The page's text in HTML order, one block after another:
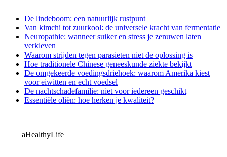
De lindeboom: een natuurlijk rustpunt
Van kimchi tot zuurkool: de universele kracht van fermentatie
Neuropathie: wanneer suiker en stress je zenuwen laten
verkleven
Waarom strijden tegen parasieten niet de oplossing is
Hoe traditionele Chinese geneeskunde ziekte bekijkt
De omgekeerde voedingsdriehoek: waarom Amerika kiest
voor eiwitten en echt voedsel
De nachtschadefamilie: niet voor iedereen geschikt
Essentiële oliën: hoe herken je kwaliteit?
aHealthyLife